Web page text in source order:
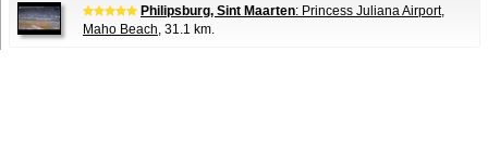
Philipsburg, Sint Maarten: Princess Juliana Airport,
Maho Beach, 31.1 km.